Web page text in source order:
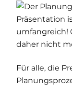
Für alle, die